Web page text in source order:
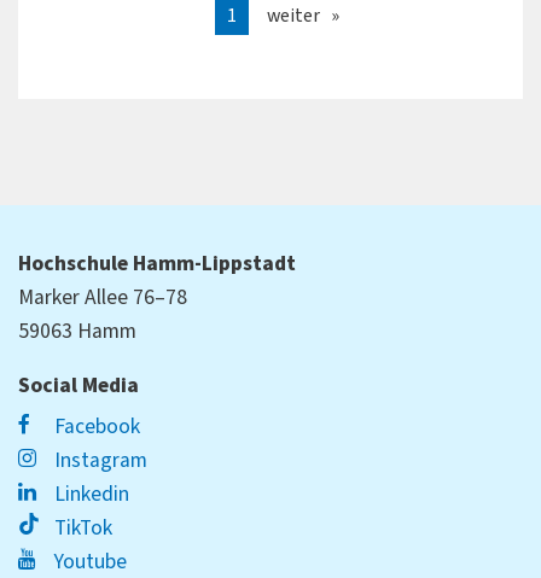
1 weiter
Hochschule Hamm-Lippstadt
Marker Allee 76–78
59063 Hamm
Social Media
Facebook
Instagram
Linkedin
TikTok
Youtube